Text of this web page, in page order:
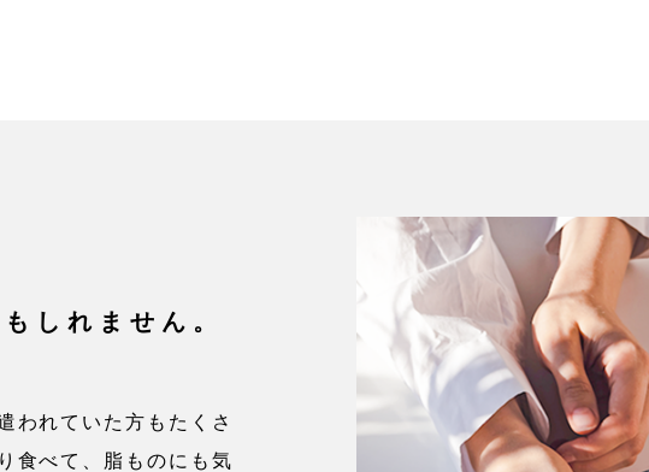
しれません。
われていた方もたくさ
食べて、脂ものにも気